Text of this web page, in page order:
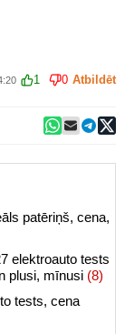
1 0 Atbildēt
patēriņš, cena,
elektroauto tests
plusi, mīnusi (8)
tests, cena